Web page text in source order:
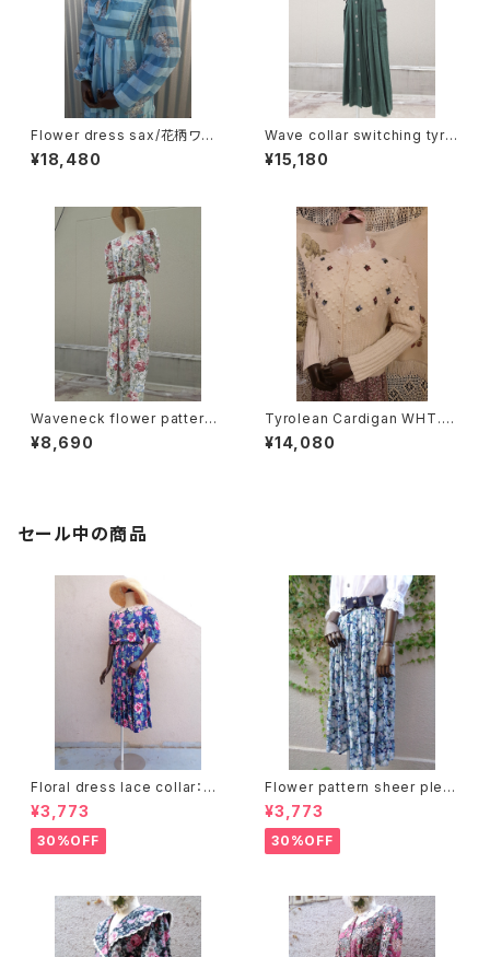
Flower dress sax/花柄ワン
ピース サックス
¥18,480
Wave collar switching tyrol
ean Dress ウェーブカラー
切り替え チロリアン ワンピ
¥15,180
Waveneck flower pattern t
yrolean Dress ウェーブネッ
ク 花柄 チロリアン ワンピ
¥8,690
Tyrolean Cardigan WHT.fl
owerembroidery/チロリアン
カーディガン ホワイト、花刺繍
¥14,080
セール中の商品
Floral dress lace collar：花
柄ワンピース レース襟
¥3,773
30%OFF
Flower pattern sheer pleat
s skirt ベルト付き 花柄 シアー
プリーツ スカート
¥3,773
30%OFF